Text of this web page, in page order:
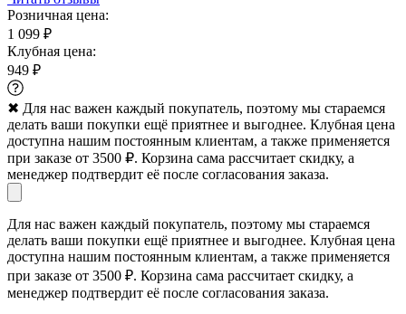
Розничная цена:
1 099 ₽
Клубная цена:
949 ₽
✖ Для нас важен каждый покупатель, поэтому мы стараемся
делать ваши покупки ещё приятнее и выгоднее. Клубная цена
доступна нашим постоянным клиентам, а также применяется
при заказе от 3500 ₽. Корзина сама рассчитает скидку, а
менеджер подтвердит её после согласования заказа.
Для нас важен каждый покупатель, поэтому мы стараемся
делать ваши покупки ещё приятнее и выгоднее. Клубная цена
доступна нашим постоянным клиентам, а также применяется
при заказе от 3500 ₽. Корзина сама рассчитает скидку, а
менеджер подтвердит её после согласования заказа.